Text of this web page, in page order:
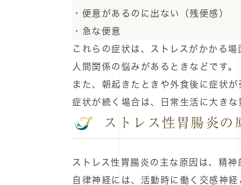
・便意があるのに出ない（残便感）
・急な便意
これらの症状は、ストレスがかかる
人間関係の悩みがあるときなどです。
また、朝起きたときや外食後に症状が
症状が続く場合は、日常生活に大き
ストレス性胃腸炎の
ストレス性胃腸炎の主な原因は、精
自律神経には、活動時に働く交感神